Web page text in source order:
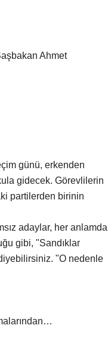
Ahmet
günü, erkenden
gidecek. Görevlilerin
partilerden birinin
adaylar, her anlamda
gibi, "Sandıklar
"O nedenle